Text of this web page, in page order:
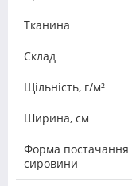
Тканина
Склад
Щільність, г/м²
Ширина, см
Форма постачання
сировини